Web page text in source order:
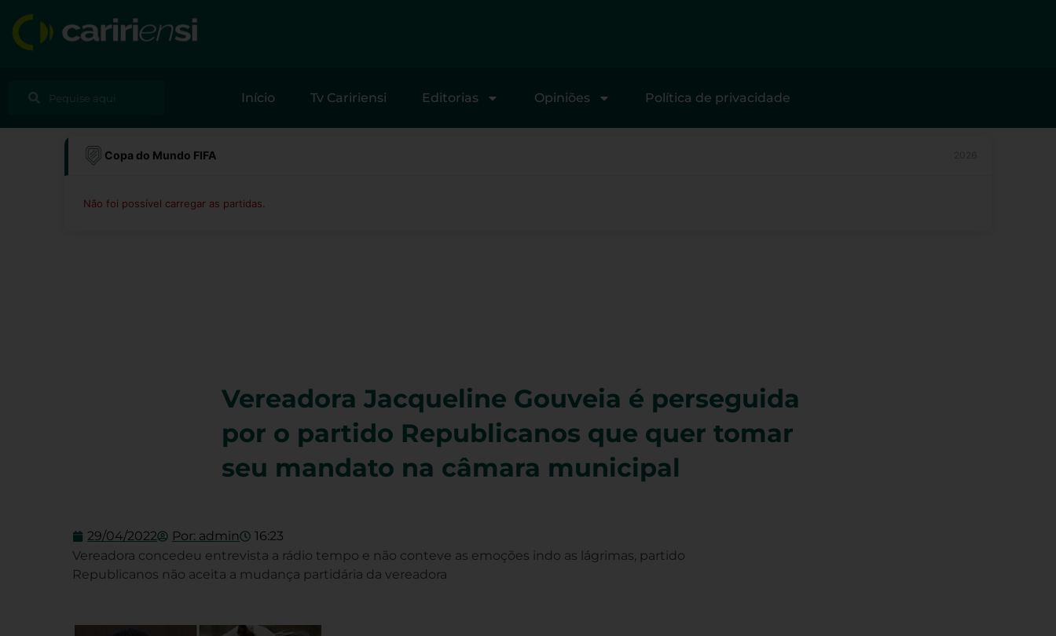
para
Pesquisar
Início Tv Caririensi Editorias Opiniões Política de privacidade
Copa do Mundo FIFA
Não foi possível carregar as partidas.
Vereadora Jacqueline Gouveia é perseguida
por o partido Republicanos que quer tomar
seu mandato na câmara municipal
29/04/2022 Por: admin
16:23
Vereadora concedeu entrevista a rádio tempo e não conteve as emoções indo as lágrimas, partido
Republicanos não aceita a mudança partidária da vereadora